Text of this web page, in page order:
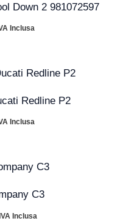
Down 2 981072597
€.
Inclusa
Redline P2
€.
Inclusa
C3
prezzo
€.
Inclusa